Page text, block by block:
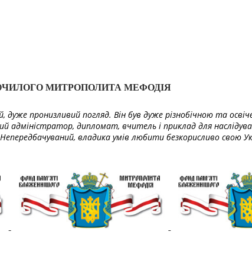
МИТРОПОЛИТА МЕФОДІЯ
пронизливий погляд. Він був дуже різнобічною та
адміністратор, дипломат, вчитель і приклад для
владика умів любити безкорисливо свою